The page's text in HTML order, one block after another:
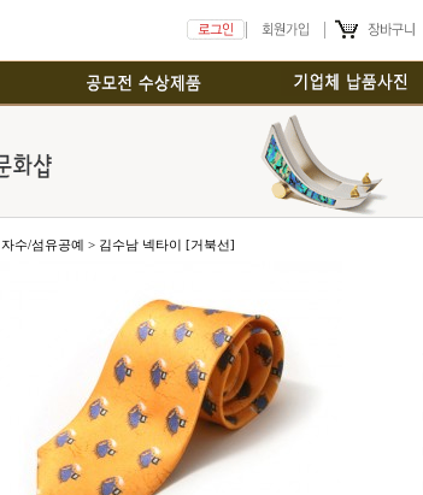
자수/섬유공예 > 김수남 넥타이 [거북선]